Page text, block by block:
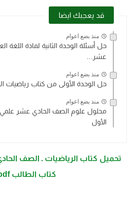
قد يعجبك ايضا
منذ بضع اعوام
حل أسئلة الوحدة الثانية لمادة اللغة
عشر...
منذ بضع اعوام
حل الوحدة الأولى من كتاب رياضيات
منذ بضع اعوام
الأول
تحميل كتاب الرياضيات ـ الصف
كتاب الطالب pdf